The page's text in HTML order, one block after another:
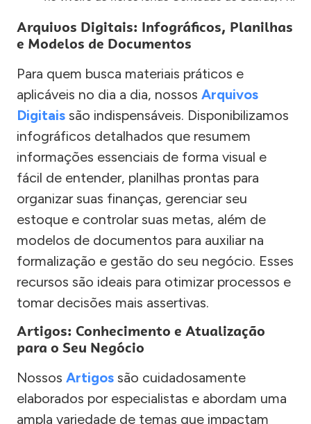
Arquivos Digitais: Infográficos, Planilhas
e Modelos de Documentos
Para quem busca materiais práticos e
aplicáveis no dia a dia, nossos Arquivos
Digitais são indispensáveis. Disponibilizamos
infográficos detalhados que resumem
informações essenciais de forma visual e
fácil de entender, planilhas prontas para
organizar suas finanças, gerenciar seu
estoque e controlar suas metas, além de
modelos de documentos para auxiliar na
formalização e gestão do seu negócio. Esses
recursos são ideais para otimizar processos e
tomar decisões mais assertivas.
Artigos: Conhecimento e Atualização
para o Seu Negócio
Nossos Artigos são cuidadosamente
elaborados por especialistas e abordam uma
ampla variedade de temas que impactam